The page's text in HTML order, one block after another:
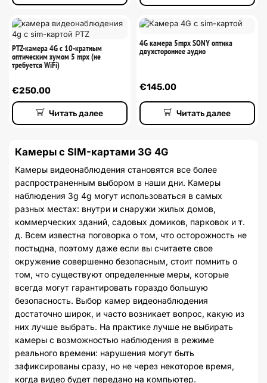
PTZ-камера 4G с 10-кратным
оптическим зумом 5 mpx (не
требуется WiFi)
€250.00
Читать далее
4G камера 5mpx SONY оптика
двухстороннее аудио
€145.00
Читать далее
Камеры с SIM-картами 3G 4G
Камеры видеонаблюдения становятся все более
распространенным выбором в наши дни. Камеры
наблюдения 3g 4g могут использоваться в самых
разных местах: внутри и снаружи жилых домов,
коммерческих зданий, садовых домиков, парковок и т.
д. Всем известна поговорка о том, что осторожность не
постыдна, поэтому даже если вы считаете свое
окружение совершенно безопасным, стоит помнить о
том, что существуют определенные меры, которые
всегда могут гарантировать гораздо большую
безопасность. Выбор камер видеонаблюдения
достаточно широк, и часто возникает вопрос, какую из
них лучше выбрать. На практике лучше не выбирать
камеры с возможностью наблюдения в режиме
реального времени: нарушения могут быть
зафиксированы сразу, но не через некоторое время,
когда видео будет передано на компьютер.